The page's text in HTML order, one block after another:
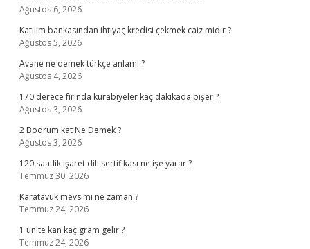
Ağustos 6, 2026
Katılım bankasından ihtiyaç kredisi çekmek caiz midir ?
Ağustos 5, 2026
Avane ne demek türkçe anlamı ?
Ağustos 4, 2026
170 derece fırında kurabiyeler kaç dakikada pişer ?
Ağustos 3, 2026
2 Bodrum kat Ne Demek ?
Ağustos 3, 2026
120 saatlik işaret dili sertifikası ne işe yarar ?
Temmuz 30, 2026
Karatavuk mevsimi ne zaman ?
Temmuz 24, 2026
1 ünite kan kaç gram gelir ?
Temmuz 24, 2026